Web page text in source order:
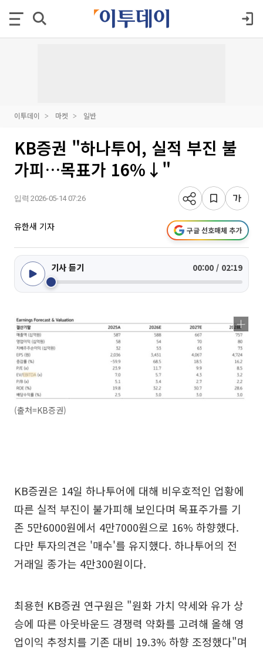
이투데이 마켓 일반
KB증권 "하나투어, 실적 부진 불
가피…목표가 16%↓"
입력 2026-05-14 07:26
유한새 기자 구글 선호매체 추가
기사 듣기 00:00 / 02:19
(출처=KB증권)
KB증권은 14일 하나투어에 대해 비우호적인 업황에
따른 실적 부진이 불가피해 보인다며 목표주가를 기
존 5만6000원에서 4만7000원으로 16% 하향했다.
다만 투자의견은 '매수'를 유지했다. 하나투어의 전
거래일 종가는 4만300원이다.
최용현 KB증권 연구원은 "원화 가치 약세와 유가 상
승에 따른 아웃바운드 경쟁력 약화를 고려해 올해 영
업이익 추정치를 기존 대비 19.3% 하향 조정했다"며